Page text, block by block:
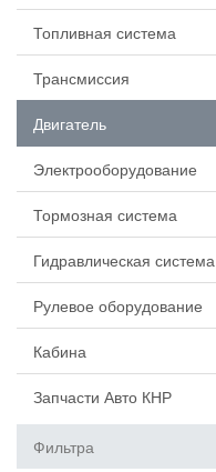
Топливная система
Трансмиссия
Двигатель
Электрооборудование
Тормозная система
Гидравлическая система
Рулевое оборудование
Кабина
Запчасти Авто КНР
Фильтра